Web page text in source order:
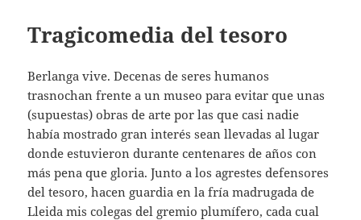
Tragicomedia del tesoro
Berlanga vive. Decenas de seres humanos
trasnochan frente a un museo para evitar que unas
(supuestas) obras de arte por las que casi nadie
había mostrado gran interés sean llevadas al lugar
donde estuvieron durante centenares de años con
más pena que gloria. Junto a los agrestes defensores
del tesoro, hacen guardia en la fría madrugada de
Lleida mis colegas del gremio plumífero, cada cual